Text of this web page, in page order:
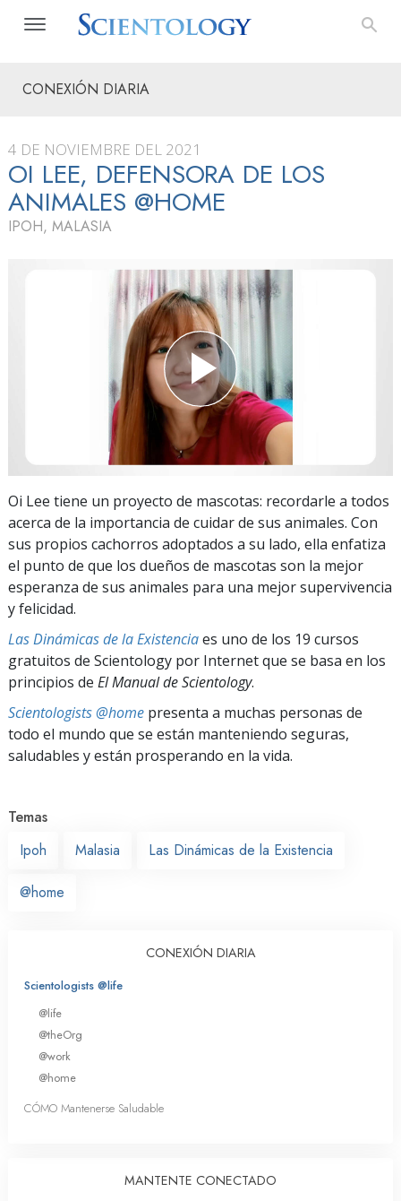
CONEXIÓN DIARIA
4 DE NOVIEMBRE DEL 2021
OI LEE, DEFENSORA DE LOS
ANIMALES @HOME
IPOH, MALASIA
Oi Lee tiene un proyecto de mascotas: recordarle a todos
acerca de la importancia de cuidar de sus animales. Con
sus propios cachorros adoptados a su lado, ella enfatiza
el punto de que los dueños de mascotas son la mejor
esperanza de sus animales para una mejor supervivencia
y felicidad.
Las Dinámicas de la Existenciaes uno de los 19 cursos
gratuitos de Scientology por Internet que se basa en los
principios de El Manual de Scientology.
Scientologists @home presenta a muchas personas de
todo el mundo que se están manteniendo seguras,
saludables y están prosperando en la vida.
Temas
Ipoh
Malasia Las Dinámicas de la Existencia
@home
CONEXIÓN DIARIA
Scientologists @life
@life
@theOrg
@work
@home
CÓMO Mantenerse Saludable
MANTENTE CONECTADO